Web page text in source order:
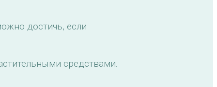
достичь, если
средствами.